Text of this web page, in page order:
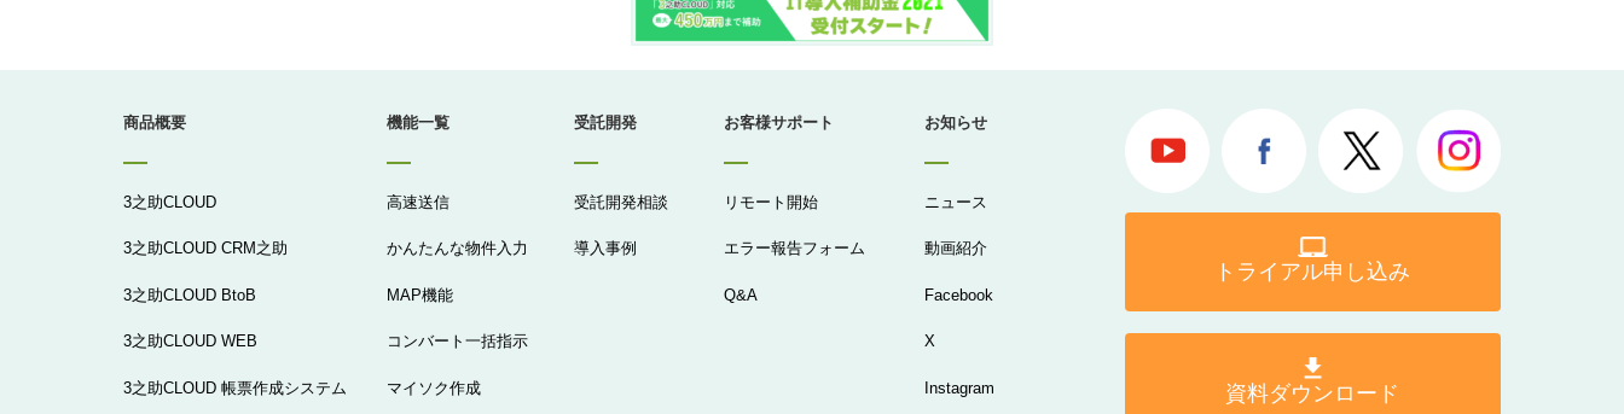
商品概要
3之助CLOUD
3之助CLOUD CRM之助
3之助CLOUD BtoB
3之助CLOUD WEB
3之助CLOUD 帳票作成システム
機能一覧
高速送信
かんたんな物件入力
MAP機能
コンバート一括指示
マイソク作成
受託開発
受託開発相談
導入事例
お客様サポート
リモート開始
エラー報告フォーム
Q&A
お知らせ
ニュース
動画紹介
Facebook
X
Instagram
トライアル申し込み
資料ダウンロード